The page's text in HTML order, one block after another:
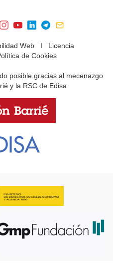
WebI Licencia
de Cookies
posible gracias al mecenazgo
y la RSC de Edisa